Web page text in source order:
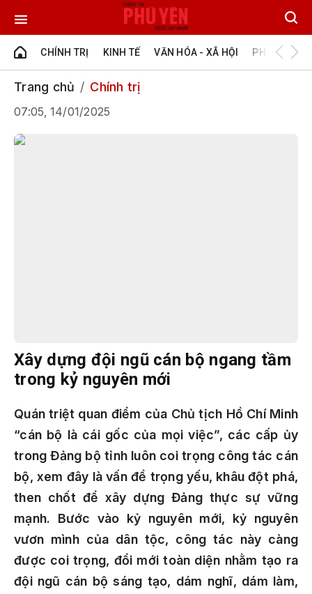
CHÍNH TRỊ KINH TẾ VĂN HÓA - XÃ HỘI PHÚ YÊN -
Trang chủ Chính trị
07:05, 14/01/2025
Xây dựng đội ngũ cán bộ ngang tầm
trong kỷ nguyên mới
Quán triệt quan điểm của Chủ tịch Hồ ChíMinh
“cán bộ là cái gốc của mọi việc”, các cấp ủy
trongĐảng bộ tỉnh luôn coi trọng công tác cán
bộ, xem đây là vấnđề trọng yếu, khâuđột phá,
then chốt để xây dựngĐảng thực sự vững
mạnh. Bước vào kỷ nguyên mới, kỷ nguyên
vươn mình của dân tộc, công tác này càng
được coi trọng, đổi mới toàn diện nhằm tạo ra
đội ngũ cán bộ sáng tạo, dám nghĩ, dám làm,